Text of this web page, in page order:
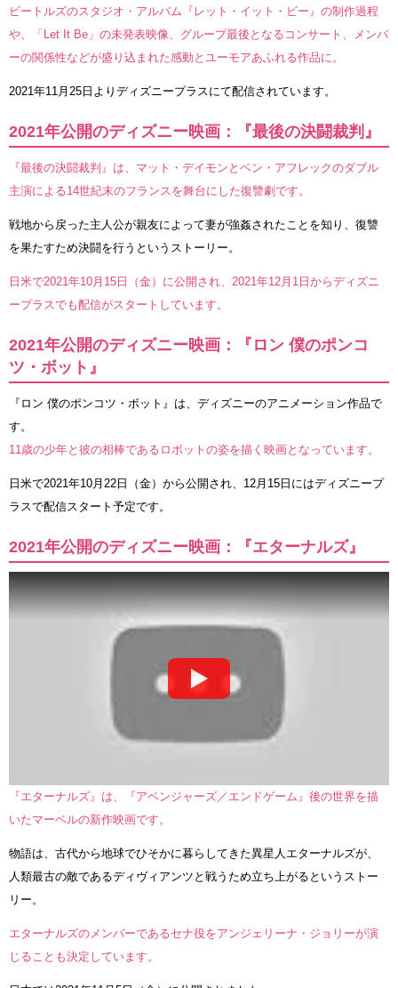
ビートルズのスタジオ・アルバム『レット・イット・ビー』の制作過程
や、「Let It Be」の未発表映像、グループ最後となるコンサート、メンバ
ーの関係性などが盛り込まれた感動とユーモアあふれる作品に。
2021年11月25日よりディズニープラスにて配信されています。
2021年公開のディズニー映画：『最後の決闘裁判』
『最後の決闘裁判』は、マット・デイモンとベン・アフレックのダブル
主演による14世紀末のフランスを舞台にした復讐劇です。
戦地から戻った主人公が親友によって妻が強姦されたことを知り、復讐
を果たすため決闘を行うというストーリー。
日米で2021年10月15日（金）に公開され、2021年12月1日からディズニ
ープラスでも配信がスタートしています。
2021年公開のディズニー映画：『ロン 僕のポンコ
ツ・ボット』
『ロン 僕のポンコツ・ボット』は、ディズニーのアニメーション作品で
す。
11歳の少年と彼の相棒であるロボットの姿を描く映画となっています。
日米で2021年10月22日（金）から公開され、12月15日にはディズニープ
ラスで配信スタート予定です。
2021年公開のディズニー映画：『エターナルズ』
『エターナルズ』は、『アベンジャーズ／エンドゲーム』後の世界を描
いたマーベルの新作映画です。
物語は、古代から地球でひそかに暮らしてきた異星人エターナルズが、
人類最古の敵であるディヴィアンツと戦うため立ち上がるというストー
リー。
エターナルズのメンバーであるセナ役をアンジェリーナ・ジョリーが演
じることも決定しています。